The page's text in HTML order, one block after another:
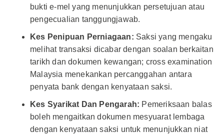
bukti e-mel yang menunjukkan persetujuan atau
pengecualian tanggungjawab.
Kes Penipuan Perniagaan: Saksi yang mengaku
melihat transaksi dicabar dengan soalan berkaitan
tarikh dan dokumen kewangan; cross examination
Malaysia menekankan percanggahan antara
penyata bank dengan kenyataan saksi.
Kes Syarikat Dan Pengarah: Pemeriksaan balas
boleh mengaitkan dokumen mesyuarat lembaga
dengan kenyataan saksi untuk menunjukkan niat